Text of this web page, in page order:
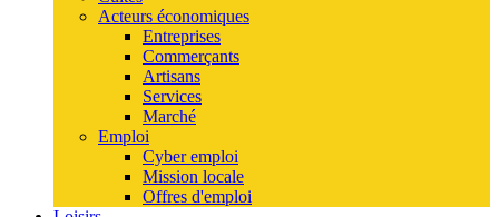
Acteurs économiques
Entreprises
Commerçants
Artisans
Services
Marché
Emploi
Cyber emploi
Mission locale
Offres d'emploi